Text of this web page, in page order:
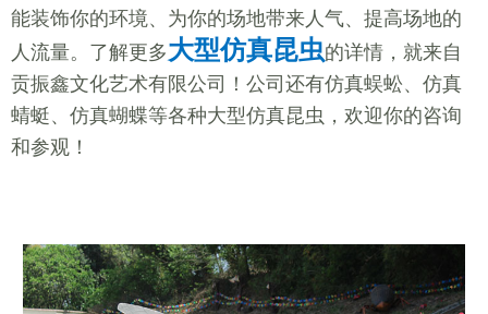
能装饰你的环境、为你的场地带来人气、提高场地的
人流量。了解更多大型仿真昆虫的详情，就来自
贡振鑫文化艺术有限公司！公司还有仿真蜈蚣、仿真
蜻蜓、仿真蝴蝶等各种大型仿真昆虫，欢迎你的咨询
和参观！